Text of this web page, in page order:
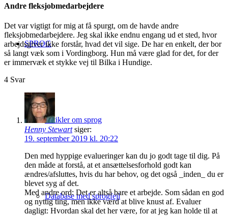
SPROG
Artikler om sprog
Database med sprogfejl
Andre fleksjobmedarbejdere
Det var vigtigt for mig at få spurgt, om de havde andre
fleksjobmedarbejdere. Jeg skal ikke endnu engang ud et sted, hvor
arbejdsgiver ikke forstår, hvad det vil sige. De har en enkelt, der bor
så langt væk som i Vordingborg. Hun må være glad for det, for der
er immervæk et stykke vej til Bilka i Hundige.
4 Svar
Henny Stewart siger:
19. september 2019 kl. 20:22
Den med hyppige evalueringer kan du jo godt tage til dig. På
den måde at forstå, at et ansættelsesforhold godt kan
ændres/afsluttes, hvis du har behov, og det også _inden_ du er
blevet syg af det.
Med andre ord: Det er altså bare et arbejde. Som sådan en god
og nyttig ting, men ikke værd at blive knust af. Evaluer
dagligt: Hvordan skal det her være, for at jeg kan holde til at